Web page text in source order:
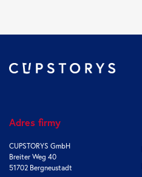
Adres firmy
CUPSTORYS GmbH
Breiter Weg 40
51702 Bergneustadt